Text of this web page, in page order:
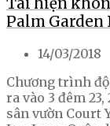
Tái hiện
Palm Garden
14/03/2018
Chương trình
ra vào 3 đêm
sân vườn Court